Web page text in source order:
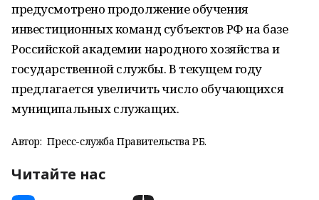
предусмотрено продолжение обучения
инвестиционных команд субъектов РФ на базе
Российской академии народного хозяйства и
государственной службы. В текущем году
предлагается увеличить число обучающихся
муниципальных служащих.
Автор: Пресс-служба Правительства РБ.
Читайте нас